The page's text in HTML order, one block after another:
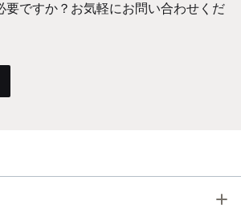
要ですか？お気軽にお問い合わせくだ